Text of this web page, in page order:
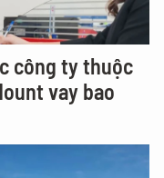
công ty thuộc
vay bao